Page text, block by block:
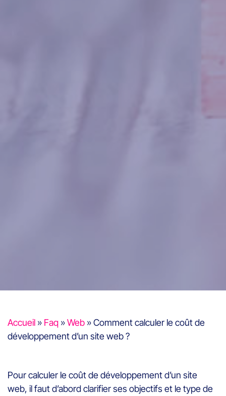
Accueil » Faq »Web »Comment calculer le coût de
développement d’un site web ?
Pour calculer le coût de développement d’un site
web, il faut d’abord clarifier ses objectifs et le type de